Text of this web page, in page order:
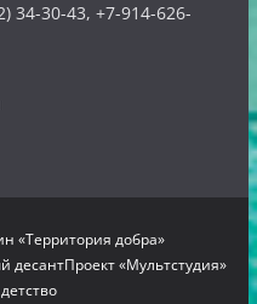
34-30-43, +7-914-626-
«Территория добра»
десантПроект «Мультстудия»